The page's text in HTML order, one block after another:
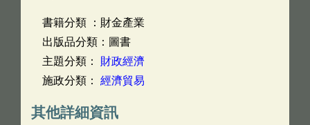
書籍分類 ：財金產業
出版品分類：圖書
主題分類： 財政經濟
施政分類： 經濟貿易
其他詳細資訊